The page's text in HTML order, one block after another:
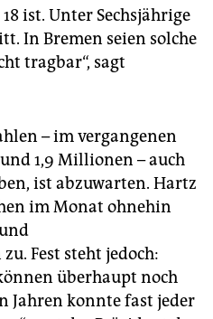
ist. Unter Sechsjährige
In Bremen seien solche
tragbar“, sagt
– im vergangenen
1,9 Millionen – auch
ist abzuwarten. Hartz
im Monat ohnehin
Fest steht jedoch:
überhaupt noch
Jahren konnte fast jeder